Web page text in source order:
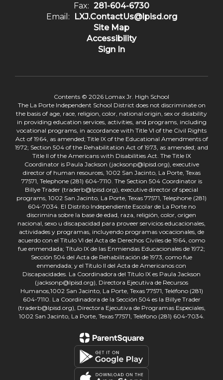
Fax: 281-604-6730
Email:
LXJ.ContactUs@lpisd.org
Site Map
Accessibility
Sign In
Contents © 2026 Lomax Jr. High School
The La Porte Independent School District does not discriminate on
the basis of age, race, religion, color, national origin, sex or disability
in providing education services, activities, and programs, including
vocational programs, in accordance with Title VI of the Civil Rights
Act of 1964, as amended; Title IX of the Educational Amendments of
1972; Section 504 of the Rehabilitation Act of 1973, as amended; and
Title II of the Americans with Disabilities Act. The Title IX
Coordinator is Paula Jackson (jacksonp@lpisd.org), executive
director of human resources, 1002 San Jacinto, La Porte, Texas
77571, Telephone (281) 604-7110. The Section 504 Coordinator is
Billye Trader (traderb@lpisd.org), executive director of special
programs, 1002 San Jacinto, La Porte, Texas 77571, Telephone (281)
604-7034. El Distrito Independiente Escolar de La Porte no
discrimina sobre la base de edad, raza, religión, color, origen
nacional, sexo u discapacidad para proveer servicios educacionales,
actividades y programas, incluyendo programas vocacionales, de
acuerdo con el Título VI del Acta de Derechos Civiles de 1964, como
fue enmendada; Título IX de las Enmiendas Educacionales de 1972;
Sección 504 del Acta de Rehabilitación de 1973, como fue
enmendada; y el Título II del Acta de Americanos con
Discapacidades. La Coordinadora del Título IX es Paula Jackson
(jacksonp@lpisd.org), Directora Ejecutiva de Recursos
Humanos,1002 San Jacinto, La Porte, Texas 77571, Teléfono (281)
604-7110. La Coordinadora de la Sección 504 es la Billye Trader
(traderb@lpisd.org), Directora Ejecutiva de Programas Especiales,
1002 San Jacinto, La Porte, Texas 77571, Teléfono (281) 604-7034.